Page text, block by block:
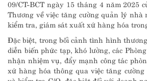
09/CT-BCT ngày 15 tháng 4 năm 2025
Thương về việc tăng cường quản lý nhà
kiểm tra, giám sát xuất xứ hàng hóa
Đặc biệt, trong bối cảnh tình hình
diễn biến phức tạp, khó lường, các
nhận nhiệm vụ, đẩy mạnh công tác
xứ hàng hóa thông qua việc tăng cường